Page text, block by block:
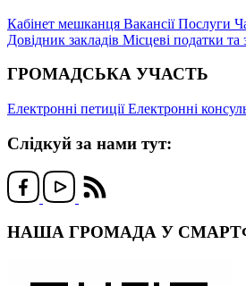
Кабінет мешканця ВакансіїПослуги
Довідник закладів Місцеві податки та
ГРОМАДСЬКА УЧАСТЬ
Електронні петиціїЕлектронні
Слідкуй за нами тут:
НАША ГРОМАДА У